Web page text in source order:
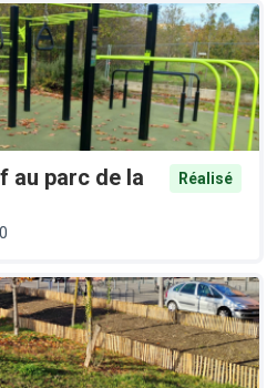
au parc de la
Réalisé
0